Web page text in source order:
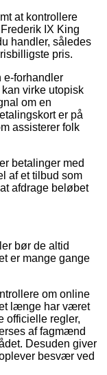
at kontrollere
IX King
handler, således
pris.
e-forhandler
virke utopisk
om en
er på
assisterer folk
betalinger med
af et tilbud som
afdrage beløbet
bør de altid
er mange gange
om online
længe har været
officielle regler,
af fagmænd
Desuden giver
besvær ved